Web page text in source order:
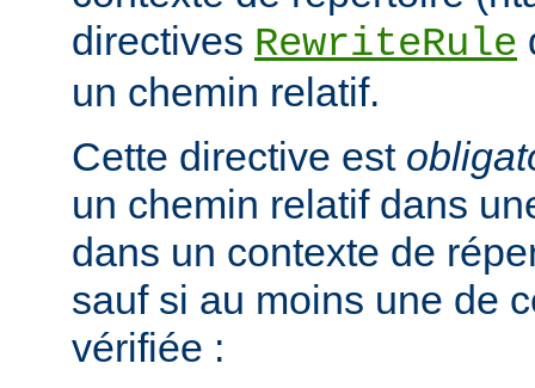
directives RewriteRule
un chemin relatif.
Cette directive est
un chemin relatif dans
dans un contexte de
sauf si au moins une de
vérifiée :